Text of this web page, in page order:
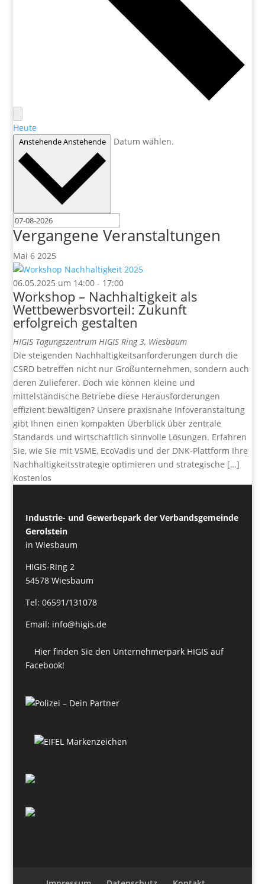
Heute
AnstehendeAnstehende Datum wählen.
Vergangene Veranstaltungen
Mai62025
06.05.2025 um 14:00 - 17:00
Workshop – Nachhaltigkeit als
Wettbewerbsvorteil: Zukunft
erfolgreich gestalten
HIGIS TagungszentrumHIGIS Ring 3, Wiesbaum
Die steigenden Nachhaltigkeitsanforderungen durch die
CSRD betreffen nicht nur Großunternehmen, sondern auch
deren Zulieferer. Doch wie können kleine und
mittelständische Betriebe diese Herausforderungen
effizient bewältigen? Unsere praxisnahe Infoveranstaltung
gibt Ihnen einen kompakten Überblick über zentrale
Standards und wirtschaftlich sinnvolle Lösungen. Erfahren
Sie, wie Sie mit VSME, EcoVadis und der DNK-Plattform Ihre
Nachhaltigkeitsstrategie optimieren und strategische […]
Kostenlos
Industrie- und Gewerbepark der Verbandsgemeinde
Gerolstein
in Wiesbaum
HIGIS-Ring 2
54578 Wiesbaum
Tel: 06591/131078
Email: info@higis.de
Hier finden Sie den Unternehmerpark HIGIS auf
Facebook!